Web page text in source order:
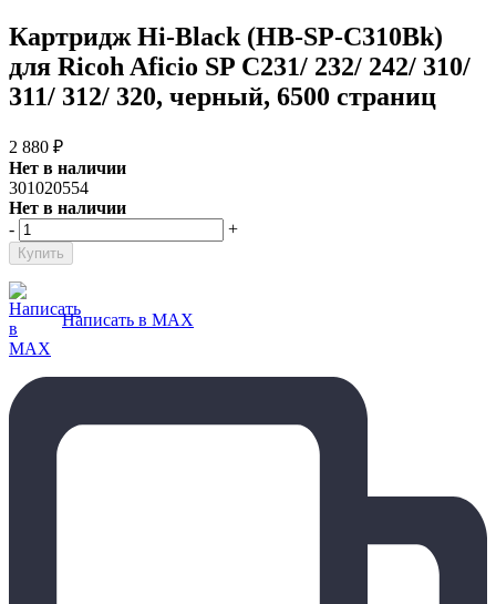
Картридж Hi-Black (HB-SP-C310Bk)
для Ricoh Aficio SP C231/ 232/ 242/ 310/
311/ 312/ 320, черный, 6500 страниц
2 880 ₽
Нет в наличии
301020554
Нет в наличии
-
+
Написать в MAX